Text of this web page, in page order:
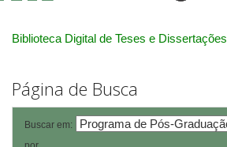
Biblioteca Digital de Teses e Dissertações
Página de Busca
Buscar em: